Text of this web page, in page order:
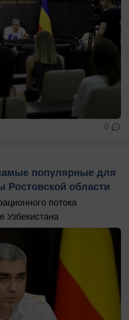
0
популярные для
Ростовской области
потока
Узбекистана